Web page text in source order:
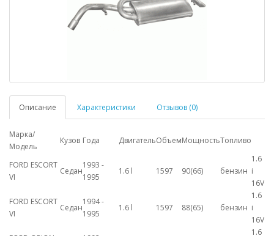
Описание Характеристики Отзывов (0)
Марка/
Модель
Кузов Года ДвигательОбъемМощностьТопливо
FORD ESCORT
VI
Седан
1993 -
1995
1.6 l 1597 90(66) бензин
1.6
i
16V
FORD ESCORT
VI
Седан
1994 -
1995
1.6 l 1597 88(65) бензин
1.6
i
16V
1.6